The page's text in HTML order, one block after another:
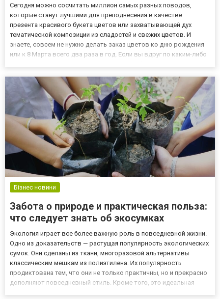
Сегодня можно сосчитать миллион самых разных поводов,
которые станут лучшими для преподнесения в качестве
презента красивого букета цветов или захватывающей дух
тематической композиции из сладостей и свежих цветов. И
знаете, совсем не нужно делать заказ цветов ко дню рождения
или к 8 Марта всего два раза в год. Если вы вдруг по каким-либо
быстру...
Бізнес новини
Забота о природе и практическая польза:
что следует знать об экосумках
Экология играет все более важную роль в повседневной жизни.
Одно из доказательств — растущая популярность экологических
сумок. Они сделаны из ткани, многоразовой альтернативы
классическим мешкам из полиэтилена. Их популярность
продиктована тем, что они не только практичны, но и прекрасно
дополняют повседневный стиль. Кроме того, это идеальная